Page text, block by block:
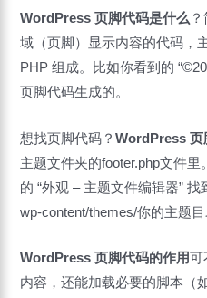
WordPress 页脚代码是什么
域（页脚）显示内容的代码，
PHP 组成。比如你看到的
页脚代码生成的。
想找页脚代码？WordPress 页
主题文件夹的footer.php文件
的 “外观 – 主题文件编辑器”
wp-content/themes/你的主题目
WordPress 页脚代码的作用可
内容，还能加载必要的脚本（